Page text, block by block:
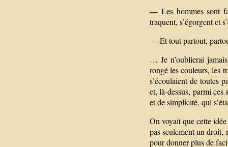
— Les hommes sont
traquent, s’égorgent et
— Et tout partout,
… Je n’oublierai
rongé les couleurs, les
s’écoulaient de toutes
et, là-dessus, parmi
et de simplicité, qui
On voyait que cette
pas seulement un droit,
pour donner plus de